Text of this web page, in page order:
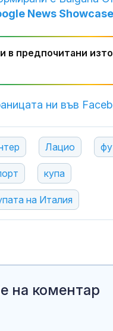
News
в предпочитани
ни във
Лацио
купа
на Италия
на коментар